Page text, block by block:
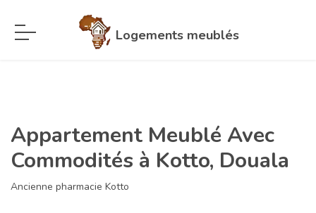
Logements meublés
Appartement Meublé Avec
Commodités à Kotto, Douala
Ancienne pharmacie Kotto